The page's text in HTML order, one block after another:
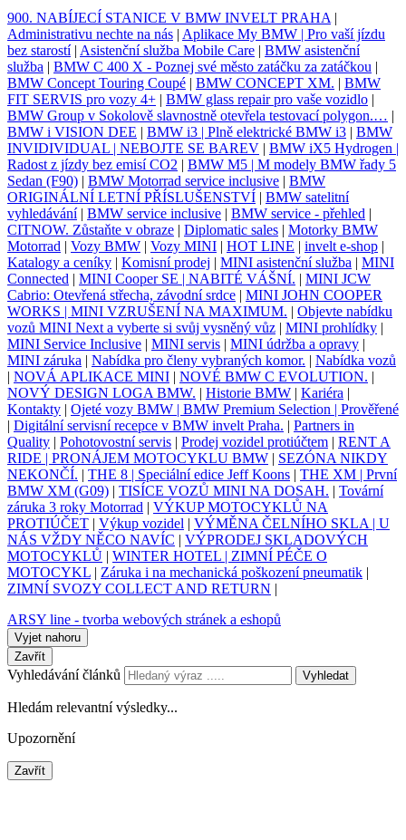
900. NABÍJECÍ STANICE V BMW INVELT PRAHA |
Administrativu nechte na nás | Aplikace My BMW | Pro vaší jízdu
bez starostí| Asistenční služba Mobile Care | BMW asistenční
služba | BMW C 400 X - Poznej své město zatáčku za zatáčkou |
BMW Concept Touring Coupé | BMW CONCEPT XM. | BMW
FIT SERVIS pro vozy 4+ | BMW glass repair pro vaše vozidlo |
BMW Group v Sokolově slavnostně otevřela testovací polygon.… |
BMW i VISION DEE | BMW i3 | Plně elektrické BMW i3 | BMW
INVIDIVIDUAL | NEBOJTE SE BAREV | BMW iX5 Hydrogen |
Radost z jízdy bez emisí CO2 | BMW M5 | M modely BMW řady 5
Sedan (F90) | BMW Motorrad service inclusive | BMW
ORIGINÁLNÍ LETNÍ PŘÍSLUŠENSTVÍ | BMW satelitní
vyhledávání| BMW service inclusive | BMW service - přehled |
CITNOW. Zůstaňte v obraze | Diplomatic sales | Motorky BMW
Motorrad | Vozy BMW | Vozy MINI | HOT LINE | invelt e-shop |
Katalogy a ceníky | Komisní prodej | MINI asistenční služba | MINI
Connected | MINI Cooper SE | NABITÉ VÁŠNÍ. | MINI JCW
Cabrio: Otevřená střecha, závodní srdce | MINI JOHN COOPER
WORKS | MINI VZRUŠENÍ NA MAXIMUM. | Objevte nabídku
vozů MINI Next a vyberte si svůj vysněný vůz | MINI prohlídky |
MINI Service Inclusive | MINI servis | MINI údržba a opravy |
MINI záruka | Nabídka pro členy vybraných komor. | Nabídka vozů
| NOVÁ APLIKACE MINI | NOVÉ BMW C EVOLUTION. |
NOVÝ DESIGN LOGA BMW. | Historie BMW | Kariéra |
Kontakty | Ojeté vozy BMW | BMW Premium Selection | Prověřené
| Digitální servisní recepce v BMW invelt Praha. | Partners in
Quality | Pohotovostní servis | Prodej vozidel protiúčtem | RENT A
RIDE | PRONÁJEM MOTOCYKLU BMW | SEZÓNA NIKDY
NEKONČÍ. | THE 8 | Speciální edice Jeff Koons | THE XM | První
BMW XM (G09) | TISÍCE VOZŮ MINI NA DOSAH. | Tovární
záruka 3 roky Motorrad | VÝKUP MOTOCYKLŮ NA
PROTIÚČET | Výkup vozidel | VÝMĚNA ČELNÍHO SKLA | U
NÁS VŽDY NĚCO NAVÍC | VÝPRODEJ SKLADOVÝCH
MOTOCYKLŮ | WINTER HOTEL | ZIMNÍ PÉČE O
MOTOCYKL | Záruka i na mechanická poškození pneumatik |
ZIMNÍ SVOZY COLLECT AND RETURN |
ARSY line - tvorba webových stránek a eshopů
Vyjet nahoru
Zavřít
Vyhledávání článků Vyhledat
Hledám relevantní výsledky...
Upozornění
Zavřít